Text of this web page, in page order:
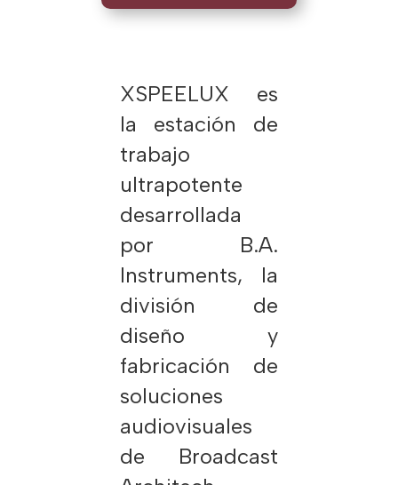
XSPEELUX es
la estación de
trabajo
ultrapotente
desarrollada
por B.A.
Instruments, la
división de
diseño y
fabricación de
soluciones
audiovisuales
de Broadcast